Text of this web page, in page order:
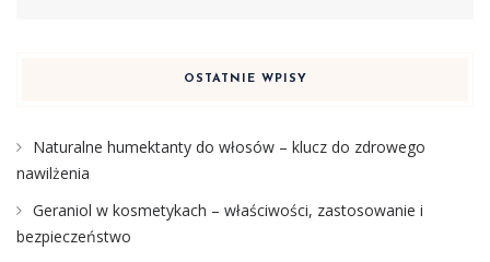
OSTATNIE WPISY
Naturalne humektanty do włosów – klucz do zdrowego
nawilżenia
Geraniol w kosmetykach – właściwości, zastosowanie i
bezpieczeństwo